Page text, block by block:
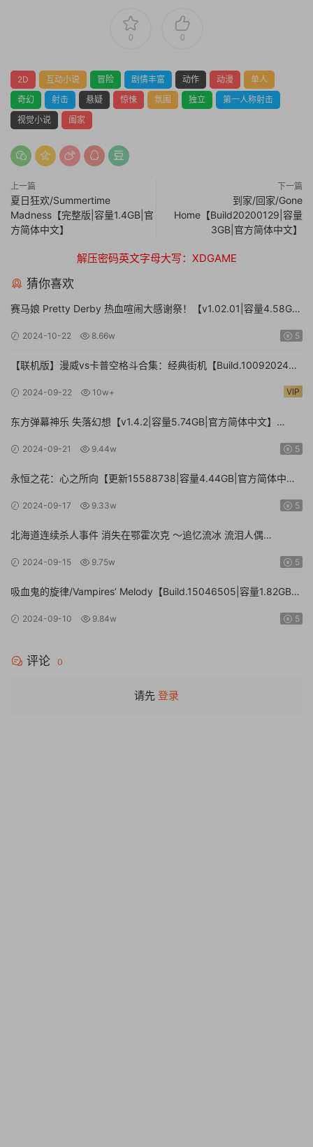
0 0
2D 互动小说 冒险 剧情丰富 动作 动漫
单人
奇幻
射击 悬疑 惊悚 氛围 独立
第一人称射击
视觉小说
阖家
上一篇
夏日狂欢/Summertime
Madness【完整版|容量1.4GB|官
方简体中文】
下一篇
到家/回家/Gone
Home【Build20200129|容量
3GB|官方简体中文】
解压密码英文字母大写：XDGAME
猜你喜欢
赛马娘 Pretty Derby 热血喧闹大感谢祭！【v1.02.01|容量4.58GB|
2024-10-22 8.66w 5
【联机版】漫威vs卡普空格斗合集：经典街机【Build.10092024联
Collection: Arcade Classics
2024-09-22 10w+ VIP
东方弹幕神乐 失落幻想【v1.4.2|容量5.74GB|官方简体中文】
2024-09-21 9.44w 5
永恒之花：心之所向【更新15588738|容量4.44GB|官方简体中
2024-09-17 9.33w 5
北海道连续杀人事件 消失在鄂霍次克 ～追忆流冰 流泪人偶
Serial Murder Case The Okhotsk Disappearance ~Memories in
Ice, Tearful Figurine~
2024-09-15 9.75w 5
吸血鬼的旋律/Vampires’ Melody【Build.15046505|容量1.82GB|
2024-09-10 9.84w 5
评论 0
请先 登录